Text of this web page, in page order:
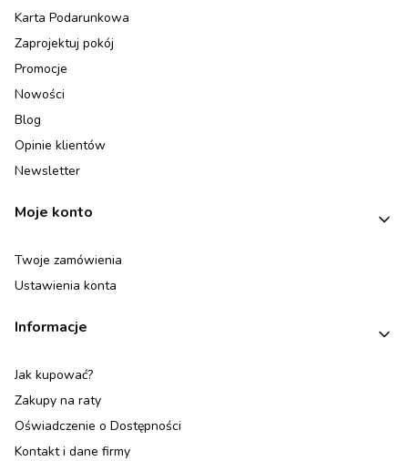
Karta Podarunkowa
Zaprojektuj pokój
Promocje
Nowości
Blog
Opinie klientów
Newsletter
Moje konto
Twoje zamówienia
Ustawienia konta
Informacje
Jak kupować?
Zakupy na raty
Oświadczenie o Dostępności
Kontakt i dane firmy